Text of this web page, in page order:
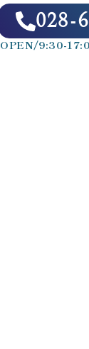
028-
OPEN/9:30-